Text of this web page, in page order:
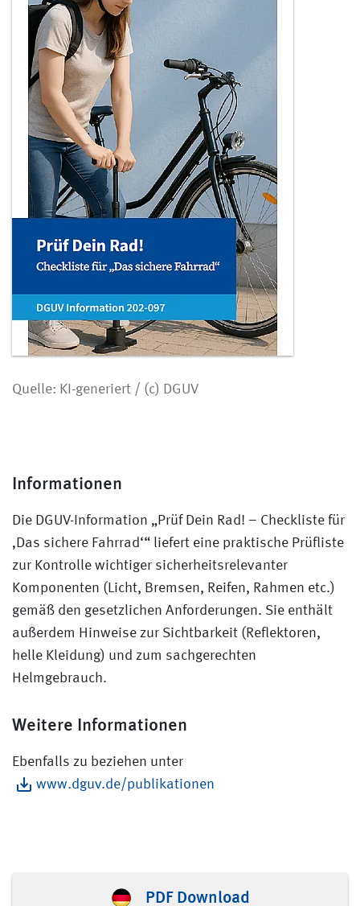
Quelle: KI-generiert / (c) DGUV
Informationen
Die DGUV-Information „Prüf Dein Rad! – Checkliste für
‚Das sichere Fahrrad‘“ liefert eine praktische Prüfliste
zur Kontrolle wichtiger sicherheitsrelevanter
Komponenten (Licht, Bremsen, Reifen, Rahmen etc.)
gemäß den gesetzlichen Anforderungen. Sie enthält
außerdem Hinweise zur Sichtbarkeit (Reflektoren,
helle Kleidung) und zum sachgerechten
Helmgebrauch.
Weitere Informationen
Ebenfalls zu beziehen unter
www.dguv.de/publikationen
PDF Download